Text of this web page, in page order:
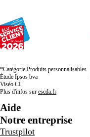
*Catégorie Produits personnalisables
Étude Ipsos bva
Viséo CI
Plus d'infos sur escda.fr
Aide
Notre entreprise
Trustpilot